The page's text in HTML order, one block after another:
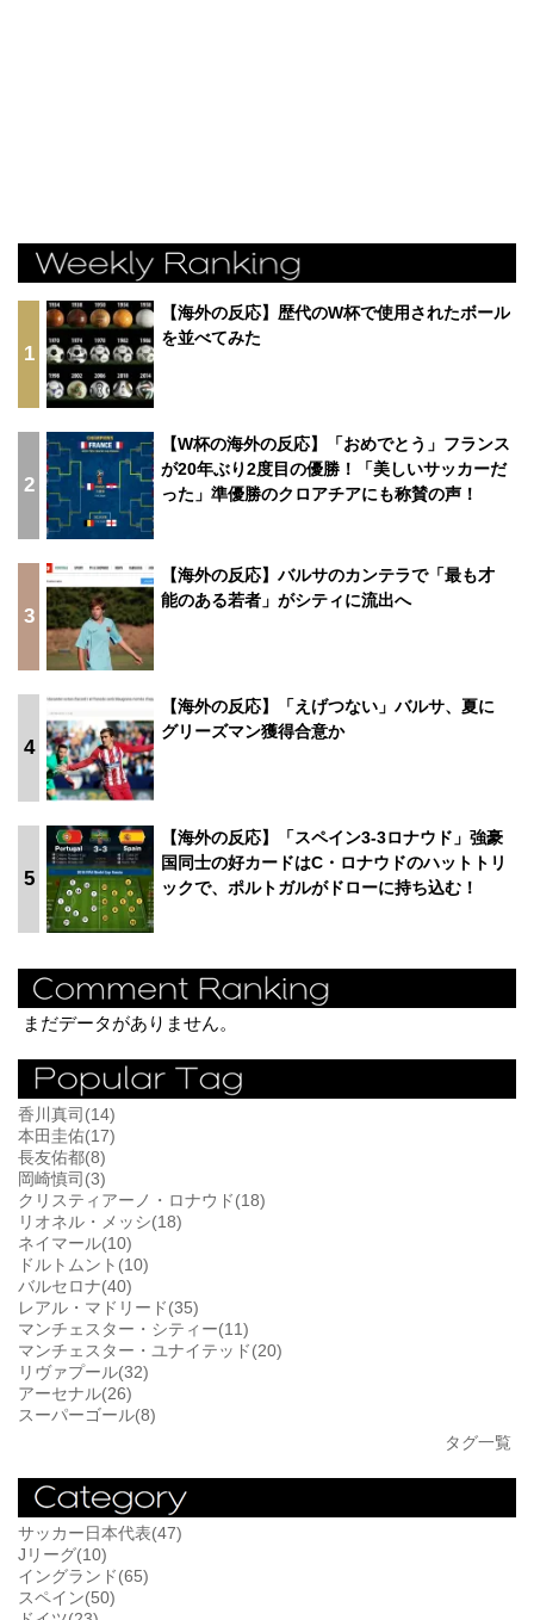
1
【海外の反応】歴代のW杯で使用されたボール
を並べてみた
2
【W杯の海外の反応】「おめでとう」フランス
が20年ぶり2度目の優勝！「美しいサッカーだ
った」準優勝のクロアチアにも称賛の声！
3
【海外の反応】バルサのカンテラで「最も才
能のある若者」がシティに流出へ
4
【海外の反応】「えげつない」バルサ、夏に
グリーズマン獲得合意か
5
【海外の反応】「スペイン3-3ロナウド」強豪
国同士の好カードはC・ロナウドのハットトリ
ックで、ポルトガルがドローに持ち込む！
まだデータがありません。
香川真司(14)
本田圭佑(17)
長友佑都(8)
岡崎慎司(3)
クリスティアーノ・ロナウド(18)
リオネル・メッシ(18)
ネイマール(10)
ドルトムント(10)
バルセロナ(40)
レアル・マドリード(35)
マンチェスター・シティー(11)
マンチェスター・ユナイテッド(20)
リヴァプール(32)
アーセナル(26)
スーパーゴール(8)
タグ一覧
サッカー日本代表(47)
Jリーグ(10)
イングランド(65)
スペイン(50)